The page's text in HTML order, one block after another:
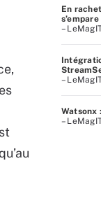
En
s’empare
–
–
Watsonx
–